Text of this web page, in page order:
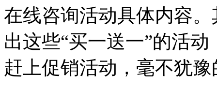
在线咨询活动具体内容
出这些“买一送一”的活
赶上促销活动，毫不犹